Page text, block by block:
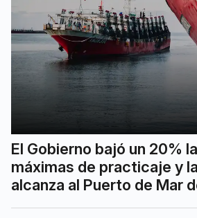
El Gobierno bajó un 20%
máximas de practicaje y
alcanza al Puerto de Mar